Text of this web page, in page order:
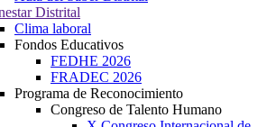
Distrital
Clima laboral
Fondos Educativos
FEDHE 2026
FRADEC 2026
Programa de Reconocimiento
Congreso de Talento Humano